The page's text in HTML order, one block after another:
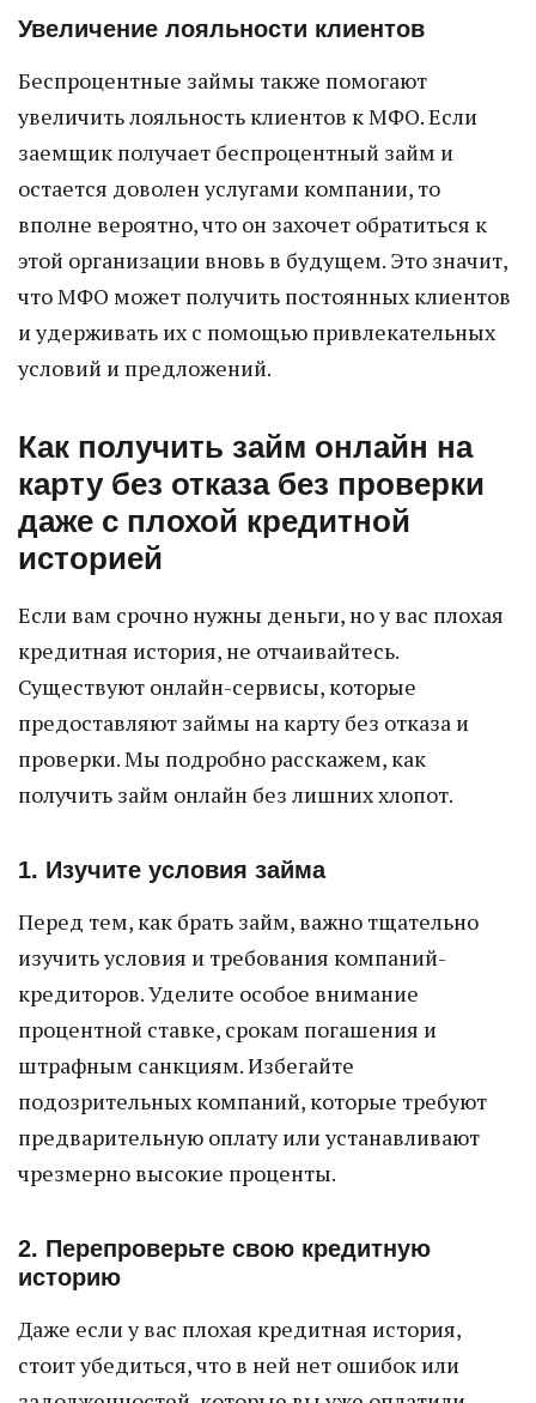
Увеличение лояльности клиентов
Беспроцентные займы также помогают
увеличить лояльность клиентов к МФО. Если
заемщик получает беспроцентный займ и
остается доволен услугами компании, то
вполне вероятно, что он захочет обратиться к
этой организации вновь в будущем. Это значит,
что МФО может получить постоянных клиентов
и удерживать их с помощью привлекательных
условий и предложений.
Как получить займ онлайн на
карту без отказа без проверки
даже с плохой кредитной
историей
Если вам срочно нужны деньги, но у вас плохая
кредитная история, не отчаивайтесь.
Существуют онлайн-сервисы, которые
предоставляют займы на карту без отказа и
проверки. Мы подробно расскажем, как
получить займ онлайн без лишних хлопот.
1. Изучите условия займа
Перед тем, как брать займ, важно тщательно
изучить условия и требования компаний-
кредиторов. Уделите особое внимание
процентной ставке, срокам погашения и
штрафным санкциям. Избегайте
подозрительных компаний, которые требуют
предварительную оплату или устанавливают
чрезмерно высокие проценты.
2. Перепроверьте свою кредитную
историю
Даже если у вас плохая кредитная история,
стоит убедиться, что в ней нет ошибок или